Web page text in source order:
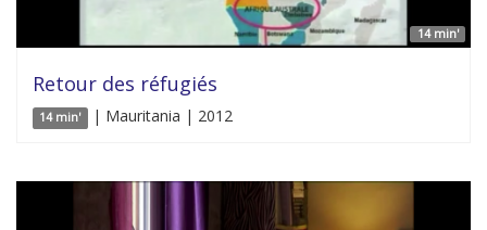
14 min'
Retour des réfugiés
14 min' | Mauritania | 2012